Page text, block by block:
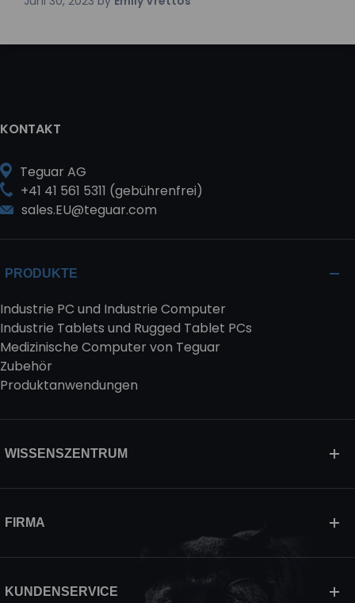
KONTAKT
Teguar AG
+41 41 561 5311 (gebührenfrei)
sales.EU@teguar.com
PRODUKTE
Industrie PC und Industrie Computer
Industrie Tablets und Rugged Tablet PCs
Medizinische Computer von Teguar
Zubehör
Produktanwendungen
WISSENSZENTRUM
FIRMA
KUNDENSERVICE